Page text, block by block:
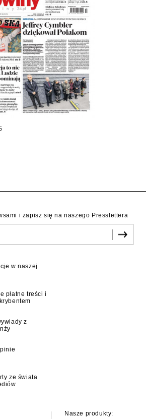
i zapisz się na naszego Presslettera
w naszej
płatne treści i
z
ze świata
Nasze produkty: